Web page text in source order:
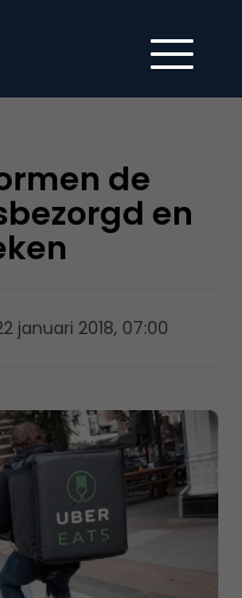
de
en
januari 2018, 07:00